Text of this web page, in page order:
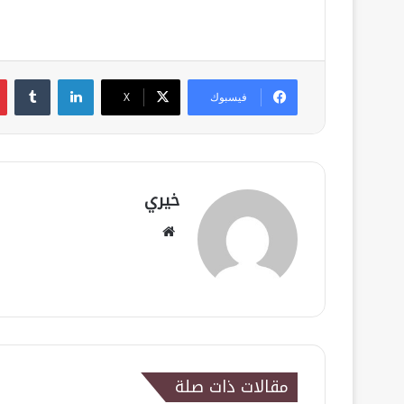
فيسبوك ‫X
لينكدإن
خيري
مقالات ذات صلة